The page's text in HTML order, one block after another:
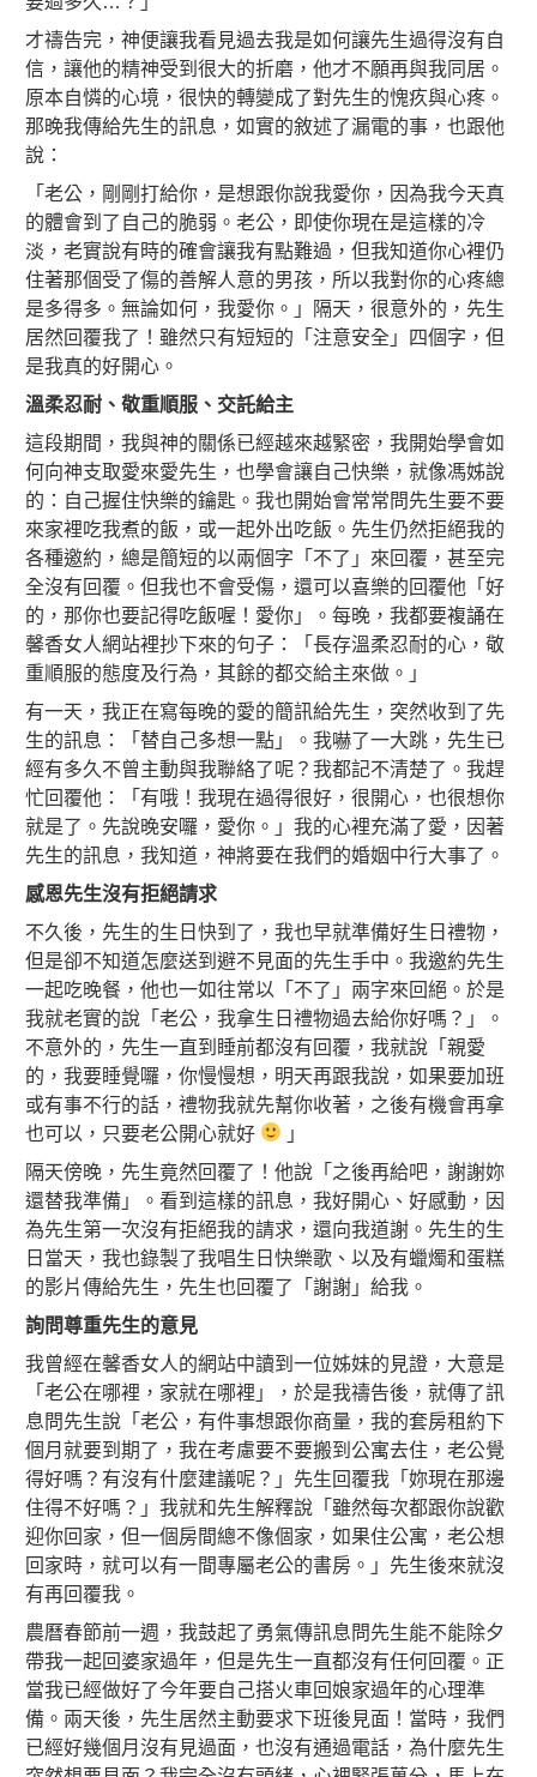
才禱告完，神便讓我看見過去我是如何讓先生過得沒有自
信，讓他的精神受到很大的折磨，他才不願再與我同居。
原本自憐的心境，很快的轉變成了對先生的愧疚與心疼。
那晚我傳給先生的訊息，如實的敘述了漏電的事，也跟他
說：
「老公，剛剛打給你，是想跟你說我愛你，因為我今天真
的體會到了自己的脆弱。老公，即使你現在是這樣的冷
淡，老實說有時的確會讓我有點難過，但我知道你心裡仍
住著那個受了傷的善解人意的男孩，所以我對你的心疼總
是多得多。無論如何，我愛你。」隔天，很意外的，先生
居然回覆我了！雖然只有短短的「注意安全」四個字，但
是我真的好開心。
溫柔忍耐、敬重順服、交託給主
這段期間，我與神的關係已經越來越緊密，我開始學會如
何向神支取愛來愛先生，也學會讓自己快樂，就像馮姊說
的：自己握住快樂的鑰匙。我也開始會常常問先生要不要
來家裡吃我煮的飯，或一起外出吃飯。先生仍然拒絕我的
各種邀約，總是簡短的以兩個字「不了」來回覆，甚至完
全沒有回覆。但我也不會受傷，還可以喜樂的回覆他「好
的，那你也要記得吃飯喔！愛你」。每晚，我都要複誦在
馨香女人網站裡抄下來的句子：「長存溫柔忍耐的心，敬
重順服的態度及行為，其餘的都交給主來做。」
有一天，我正在寫每晚的愛的簡訊給先生，突然收到了先
生的訊息：「替自己多想一點」。我嚇了一大跳，先生已
經有多久不曾主動與我聯絡了呢？我都記不清楚了。我趕
忙回覆他：「有哦！我現在過得很好，很開心，也很想你
就是了。先說晚安囉，愛你。」我的心裡充滿了愛，因著
先生的訊息，我知道，神將要在我們的婚姻中行大事了。
感恩先生沒有拒絕請求
不久後，先生的生日快到了，我也早就準備好生日禮物，
但是卻不知道怎麼送到避不見面的先生手中。我邀約先生
一起吃晚餐，他也一如往常以「不了」兩字來回絕。於是
我就老實的說「老公，我拿生日禮物過去給你好嗎？」。
不意外的，先生一直到睡前都沒有回覆，我就說「親愛
的，我要睡覺囉，你慢慢想，明天再跟我說，如果要加班
或有事不行的話，禮物我就先幫你收著，之後有機會再拿
也可以，只要老公開心就好
」
隔天傍晚，先生竟然回覆了！他說「之後再給吧，謝謝妳
還替我準備」。看到這樣的訊息，我好開心、好感動，因
為先生第一次沒有拒絕我的請求，還向我道謝。先生的生
日當天，我也錄製了我唱生日快樂歌、以及有蠟燭和蛋糕
的影片傳給先生，先生也回覆了「謝謝」給我。
詢問尊重先生的意見
我曾經在馨香女人的網站中讀到一位姊妹的見證，大意是
「老公在哪裡，家就在哪裡」，於是我禱告後，就傳了訊
息問先生說「老公，有件事想跟你商量，我的套房租約下
個月就要到期了，我在考慮要不要搬到公寓去住，老公覺
得好嗎？有沒有什麼建議呢？」先生回覆我「妳現在那邊
住得不好嗎？」我就和先生解釋說「雖然每次都跟你說歡
迎你回家，但一個房間總不像個家，如果住公寓，老公想
回家時，就可以有一間專屬老公的書房。」先生後來就沒
有再回覆我。
農曆春節前一週，我鼓起了勇氣傳訊息問先生能不能除夕
帶我一起回婆家過年，但是先生一直都沒有任何回覆。正
當我已經做好了今年要自己搭火車回娘家過年的心理準
備。兩天後，先生居然主動要求下班後見面！當時，我們
已經好幾個月沒有見過面，也沒有通過電話，為什麼先生